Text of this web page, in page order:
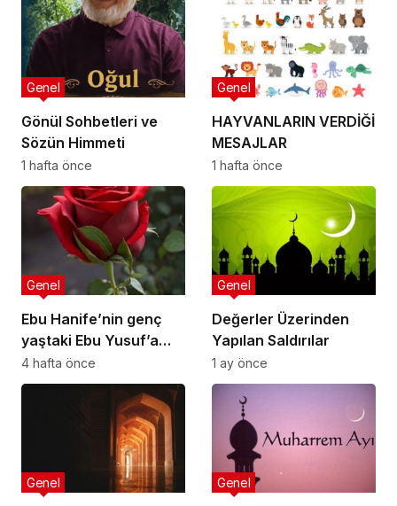
Gönül Sohbetleri ve
Sözün Himmeti
Genel
1 hafta önce
HAYVANLARIN VERDİĞİ
MESAJLAR
Genel
1 hafta önce
Ebu Hanife’nin genç
yaştaki Ebu Yusuf’a
nasihatlerinden
bazıları:
Genel
4 hafta önce
Değerler Üzerinden
Yapılan Saldırılar
Genel
1 ay önce
Genel Genel